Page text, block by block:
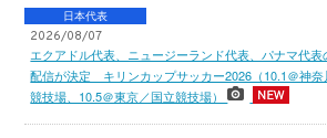
日本代表
2026/08/07
エクアドル代表、ニュージーランド代表、パナマ代
配信が決定 キリンカップサッカー2026（10.1＠神奈
競技場、10.5＠東京／国立競技場）